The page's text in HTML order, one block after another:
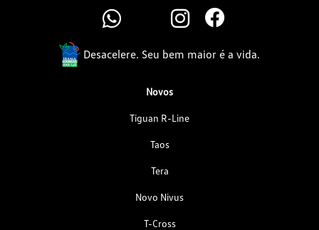
Desacelere. Seu bem maior é a vida.
Novos
Tiguan R-Line
Taos
Tera
Novo Nivus
T-Cross